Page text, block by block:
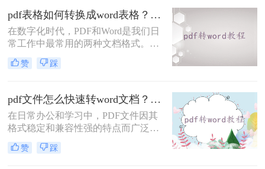
pdf表格如何转换成word表格？三种简单高效的方法！
在数字化时代，PDF和Word是我们日
常工作中最常用的两种文档格式。然
而，它们之间的转换并不总是那么简
单。特别是当我们需要将PDF中的表
量时间和精力。那么pdf表格如何转换
成word表格呢？本文将详细介绍三种
将PDF表格转换为Word表格的方法，
帮助您快速、准确地完成转换工作。
赞 踩
pdf文件怎么快速转word文档？这三种方法你可以试试！
在日常办公和学习中，PDF文件因其
格式稳定和兼容性强的特点而广泛使
用。然而，有时我们需要将PDF文件
转换为Word文档以便于编辑和修改。
赞 踩